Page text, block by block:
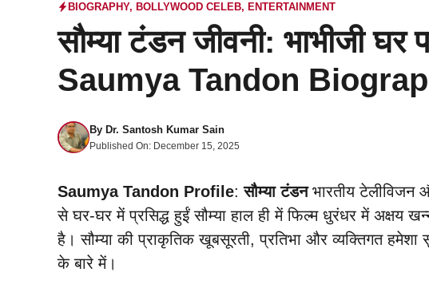
BIOGRAPHY, BOLLYWOOD CELEB, ENTERTAINMENT
सौम्या टंडन जीवनी: भाभीजी
Saumya Tandon
By Dr. Santosh Kumar Sain
Published On: December 15, 2025
Saumya Tandon Profile:सौम्या टंडनभारतीय टेलीविजन
से घर-घर में प्रसिद्ध हुईं सौम्या हाल ही में फिल्म धुरंधर में अक्षय
है। सौम्या की प्राकृतिक खूबसूरती, प्रतिभा और व्यक्तिगत हमेशा
के बारे में।